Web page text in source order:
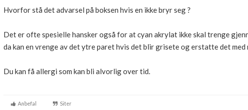
Hvorfor stå det advarsel på boksen hvis en ikke bryr seg ?
Det er ofte spesielle hansker også for at cyan akrylat ikke skal trenge
da kan en vrenge av det ytre paret hvis det blir grisete og erstatte det med
Du kan få allergi som kan bli alvorlig over tid.
Anbefal Siter